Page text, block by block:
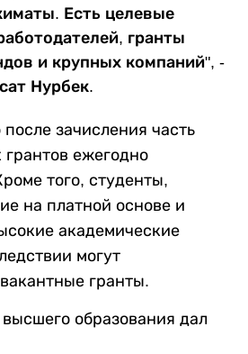
Есть целевые
гранты
и крупных компаний", -
Нурбек.
зачисления часть
грантов ежегодно
того, студенты,
на платной основе и
академические
могут
гранты.
образования дал